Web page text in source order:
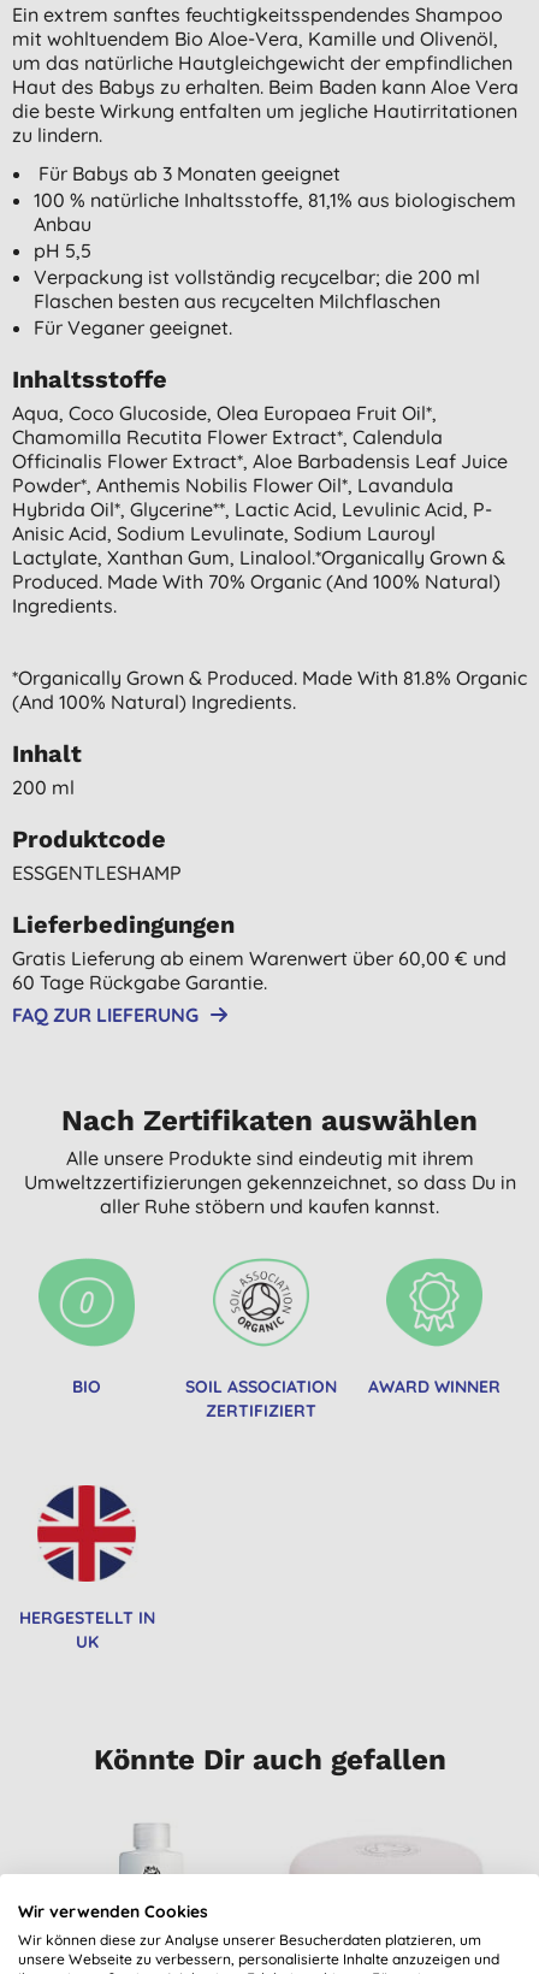
Ein extrem sanftes feuchtigkeitsspendendes Shampoo
mit wohltuendem Bio Aloe-Vera, Kamille und Olivenöl,
um das natürliche Hautgleichgewicht der empfindlichen
Haut des Babys zu erhalten. Beim Baden kann Aloe Vera
die beste Wirkung entfalten um jegliche Hautirritationen
zu lindern.
Für Babys ab 3 Monaten geeignet
100 % natürliche Inhaltsstoffe, 81,1% aus biologischem
Anbau
pH 5,5
Verpackung ist vollständig recycelbar; die 200 ml
Flaschen besten aus recycelten Milchflaschen
Für Veganer geeignet.
Inhaltsstoffe
Aqua, Coco Glucoside, Olea Europaea Fruit Oil*,
Chamomilla Recutita Flower Extract*, Calendula
Officinalis Flower Extract*, Aloe Barbadensis Leaf Juice
Powder*, Anthemis Nobilis Flower Oil*, Lavandula
Hybrida Oil*, Glycerine**, Lactic Acid, Levulinic Acid, P-
Anisic Acid, Sodium Levulinate, Sodium Lauroyl
Lactylate, Xanthan Gum, Linalool.*organically Grown &
Produced. Made With 70% Organic (and 100% Natural)
Ingredients.
*organically Grown & Produced. Made With 81.8% Organic
(and 100% Natural) Ingredients.
Inhalt
200 ml
Produktcode
ESSGENTLESHAMP
Lieferbedingungen
Gratis Lieferung ab einem Warenwert über 60,00 € und
60 Tage Rückgabe Garantie.
FAQ ZUR LIEFERUNG
Nach Zertifikaten auswählen
Alle unsere Produkte sind eindeutig mit ihrem
Umweltzzertifizierungen gekennzeichnet, so dass Du in
aller Ruhe stöbern und kaufen kannst.
BIO
SOIL ASSOCIATION
ZERTIFIZIERT
AWARD WINNER
HERGESTELLT IN
UK
Könnte Dir auch gefallen
Wir verwenden Cookies
Wir können diese zur Analyse unserer Besucherdaten platzieren, um
unsere Webseite zu verbessern, personalisierte Inhalte anzuzeigen und